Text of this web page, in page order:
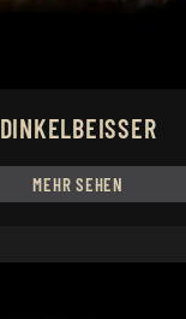
DINKELBEISSER
MEHR SEHEN